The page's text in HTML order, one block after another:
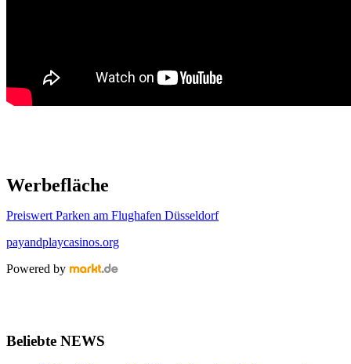
Werbefläche
Preiswert Parken am Flughafen Düsseldorf
payandplaycasinos.org
Powered by
Beliebte NEWS